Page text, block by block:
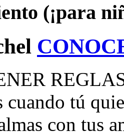
(¡para
cuando tú
con tus